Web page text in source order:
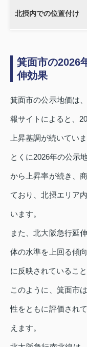
北摂内での位置付け
箕面市の2026
伸効果
箕面市の公示地価は
報サイトによると、
上昇基調が続いていま
とくに2026年の公示
から上昇率が続き、
ており、北摂エリア
います。
また、北大阪急行延
体の水準を上回る傾
に反映されているこ
このように、箕面市
性をともに評価され
えます。